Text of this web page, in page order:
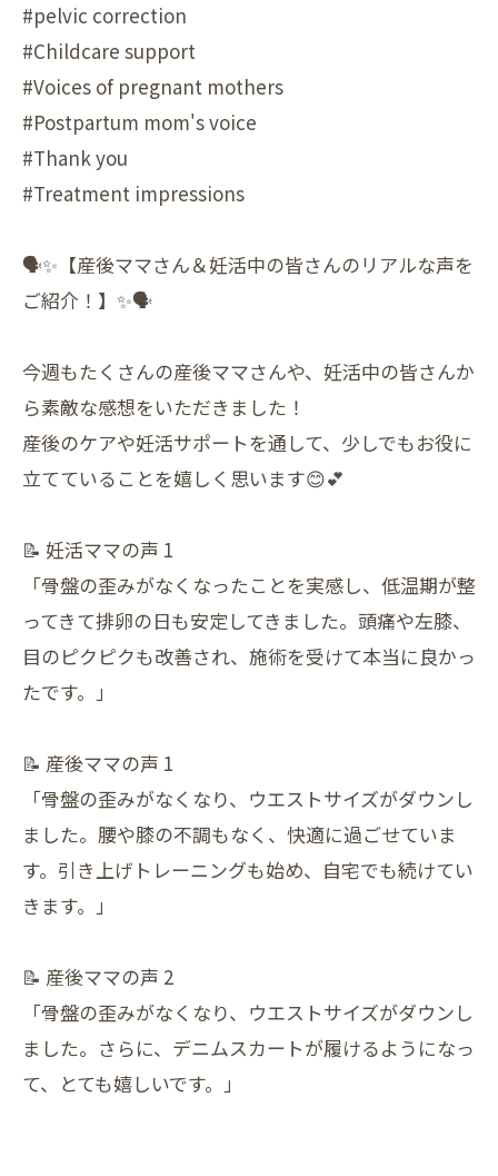
#pelvic correction
#Childcare support
#Voices of pregnant mothers
#Postpartum mom's voice
#Thank you
#Treatment impressions
🗣✨【産後ママさん＆妊活中の皆さんのリアルな声を
ご紹介！】✨🗣
今週もたくさんの産後ママさんや、妊活中の皆さんか
ら素敵な感想をいただきました！
産後のケアや妊活サポートを通して、少しでもお役に
立てていることを嬉しく思います😊💕
📝 妊活ママの声 1
「骨盤の歪みがなくなったことを実感し、低温期が整
ってきて排卵の日も安定してきました。頭痛や左膝、
目のピクピクも改善され、施術を受けて本当に良かっ
たです。」
📝 産後ママの声 1
「骨盤の歪みがなくなり、ウエストサイズがダウンし
ました。腰や膝の不調もなく、快適に過ごせていま
す。引き上げトレーニングも始め、自宅でも続けてい
きます。」
📝 産後ママの声 2
「骨盤の歪みがなくなり、ウエストサイズがダウンし
ました。さらに、デニムスカートが履けるようになっ
て、とても嬉しいです。」